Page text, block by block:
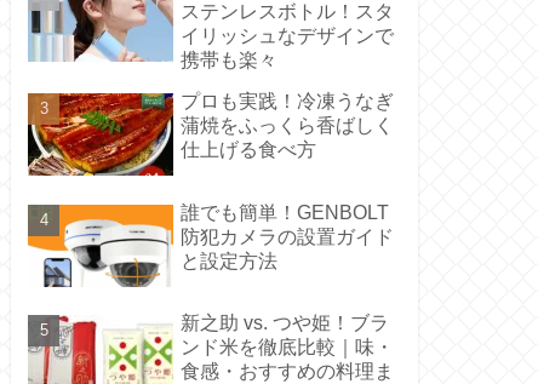
ステンレスボトル！スタ
イリッシュなデザインで
携帯も楽々
プロも実践！冷凍うなぎ
蒲焼をふっくら香ばしく
仕上げる食べ方
誰でも簡単！GENBOLT
防犯カメラの設置ガイド
と設定方法
新之助 vs. つや姫！ブラ
ンド米を徹底比較｜味・
食感・おすすめの料理ま